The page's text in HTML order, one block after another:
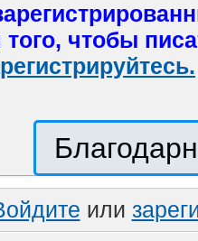
того, чтобы
или